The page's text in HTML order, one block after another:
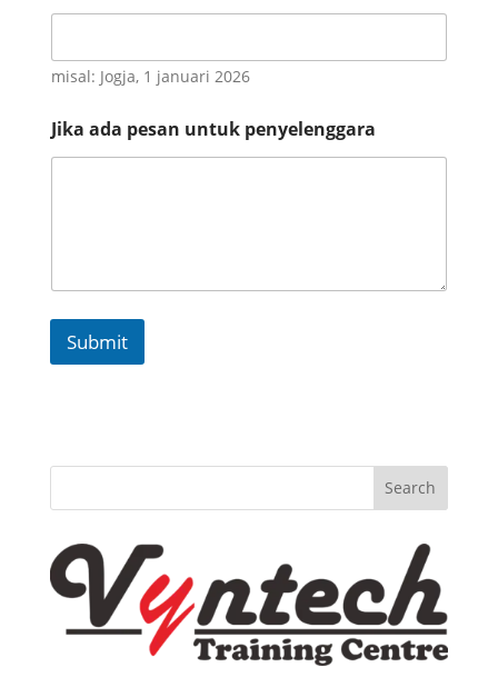
misal: Jogja, 1 januari 2026
n
t
a
Jika ada pesan untuk penyelenggara
Submit
Search